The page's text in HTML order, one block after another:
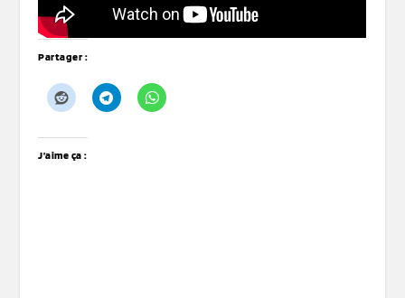
Partager :
J’aime ça :